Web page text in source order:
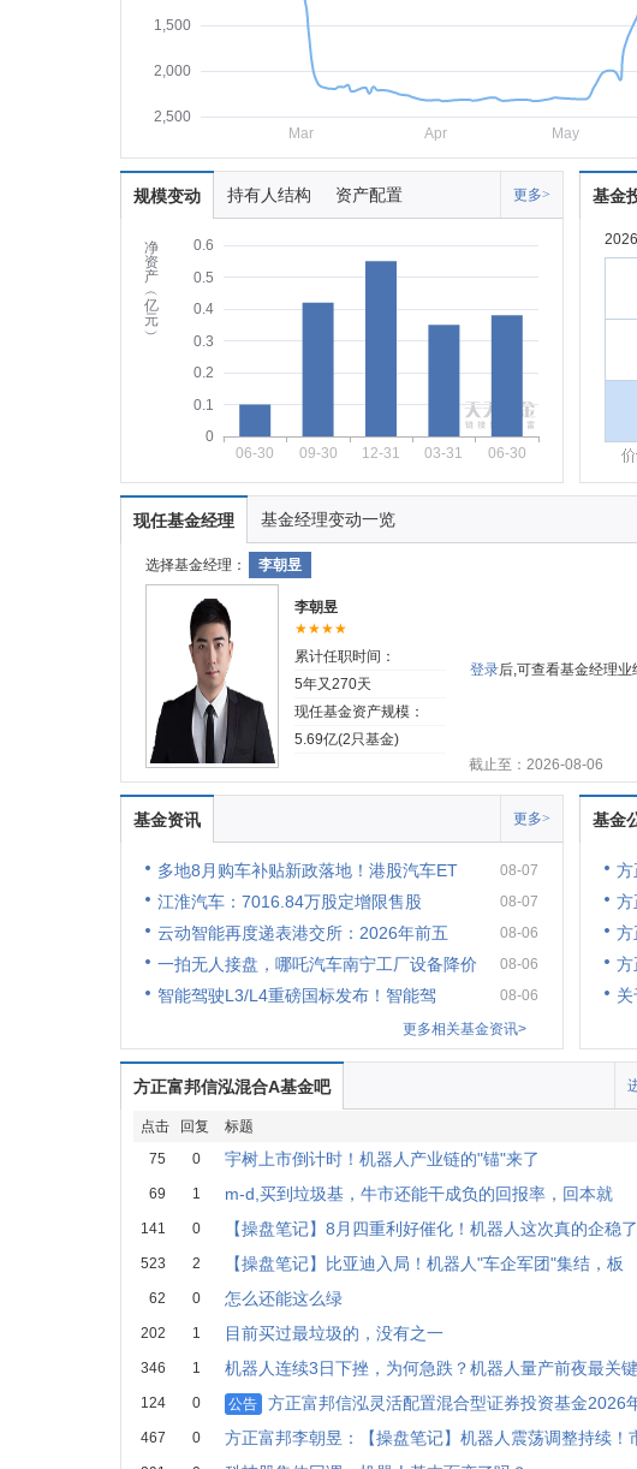
1,500
2,000
2,500
Mar
Apr May
规模变动 持有人结构 资产配置 更多>
净
资
产
︵
亿
元
︶
0
0.1
0.2
0.3
0.4
0.5
0.6
06-30 09-30 12-31 03-31 06-30
基金
现任基金经理 基金经理变动一览
选择基金经理： 李朝昱
李朝昱
★★★★
累计任职时间：
5年又270天
现任基金资产规模：
5.69亿(2只基金)
登录后,可查看基金经理业
截止至：2026-08-06
基金资讯 更多>
多地8月购车补贴新政落地！港股汽车ET 08-07
江淮汽车：7016.84万股定增限售股 08-07
云动智能再度递表港交所：2026年前五 08-06
一拍无人接盘，哪吒汽车南宁工厂设备降价 08-06
智能驾驶L3/L4重磅国标发布！智能驾
08-06
更多相关基金资讯>
基金
方
方
方
方
方正富邦信泓混合A基金吧
点击 回复 标题
75
0 宇树上市倒计时！机器人产业链的"锚"来了
69 1 m-d,买到垃圾基，牛市还能干成负的回报率，回本就
141 0 【操盘笔记】8月四重利好催化！机器人这次真的企稳了
523 2 【操盘笔记】比亚迪入局！机器人"车企军团"集结，板
62 0 怎么还能这么绿
202 1 目前买过最垃圾的，没有之一
346 1 机器人连续3日下挫，为何急跌？机器人量产前夜最关键
124 0 公告 方正富邦信泓灵活配置混合型证券投资基金2026
467 0 方正富邦李朝昱：【操盘笔记】机器人震荡调整持续！